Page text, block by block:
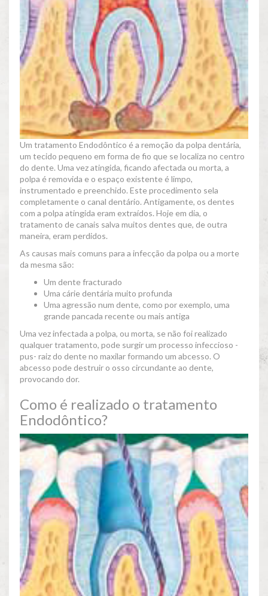
Um tratamento Endodôntico é a remoção da polpa dentária,
um tecido pequeno em forma de fio que se localiza no centro
do dente. Uma vez atingida, ficando afectada ou morta, a
polpa é removida e o espaço existente é limpo,
instrumentado e preenchido. Este procedimento sela
completamente o canal dentário. Antigamente, os dentes
com a polpa atingida eram extraídos. Hoje em dia, o
tratamento de canais salva muitos dentes que, de outra
maneira, eram perdidos.
As causas mais comuns para a infecção da polpa ou a morte
da mesma são:
Um dente fracturado
Uma cárie dentária muito profunda
Uma agressão num dente, como por exemplo, uma
grande pancada recente ou mais antiga
Uma vez infectada a polpa, ou morta, se não foi realizado
qualquer tratamento, pode surgir um processo infeccioso -
pus- raiz do dente no maxilar formando um abcesso. O
abcesso pode destruir o osso circundante ao dente,
provocando dor.
Como é realizado o tratamento
Endodôntico?